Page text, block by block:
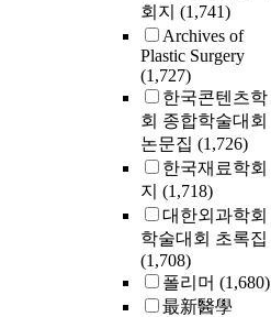
회지 (1,741)
Archives of
Plastic Surgery
(1,727)
한국콘텐츠학
회 종합학술대회
논문집 (1,726)
한국재료학회
지 (1,718)
대한외과학회
학술대회 초록집
(1,708)
폴리머 (1,680)
最新醫學